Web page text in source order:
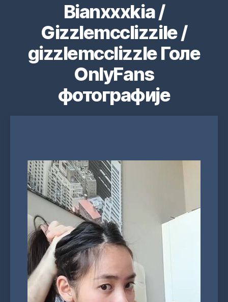
Bianxxxkia /
Gizzlemcclizzile /
gizzlemcclizzle Голе
OnlyFans
фотографије